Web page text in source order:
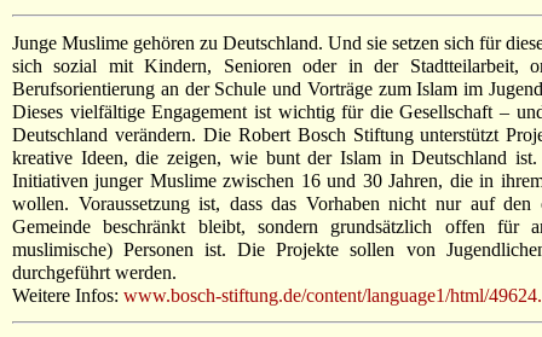
Junge Muslime gehören zu Deutschland. Und sie setzen sich für
sich sozial mit Kindern, Senioren oder in der Stadtteilarbeit,
Berufsorientierung an der Schule und Vorträge zum Islam im
Dieses vielfältige Engagement ist wichtig für die Gesellschaft –
Deutschland verändern. Die Robert Bosch Stiftung unterstützt
kreative Ideen, die zeigen, wie bunt der Islam in Deutschland
Initiativen junger Muslime zwischen 16 und 30 Jahren, die in
wollen. Voraussetzung ist, dass das Vorhaben nicht nur auf den
Gemeinde beschränkt bleibt, sondern grundsätzlich offen für
muslimische) Personen ist. Die Projekte sollen von
durchgeführt werden.
Weitere Infos: www.bosch-stiftung.de/content/language1/html/